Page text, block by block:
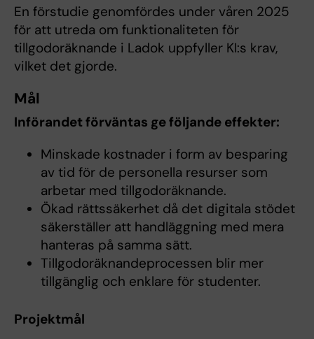
En förstudie genomfördes under våren 2025
för att utreda om funktionaliteten för
tillgodoräknande i Ladok uppfyller KI:s krav,
vilket det gjorde.
Mål
Införandet förväntas ge följande effekter:
Minskade kostnader i form av besparing
av tid för de personella resurser som
arbetar med tillgodoräknande.
Ökad rättssäkerhet då det digitala stödet
säkerställer att handläggning med mera
hanteras på samma sätt.
Tillgodoräknandeprocessen blir mer
tillgänglig och enklare för studenter.
Projektmål